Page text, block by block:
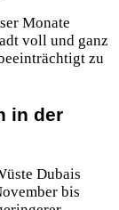
Monate
voll und ganz
zu
in der
Dubais
bis